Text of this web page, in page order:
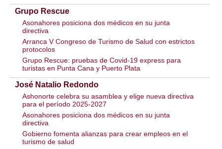
Grupo Rescue
Asonahores posiciona dos médicos en su junta
directiva
Arranca V Congreso de Turismo de Salud con estrictos
protocolos
Grupo Rescue: pruebas de Covid-19 express para
turistas en Punta Cana y Puerto Plata
José Natalio Redondo
Ashonorte celebra su asamblea y elige nueva directiva
para el período 2025-2027
Asonahores posiciona dos médicos en su junta
directiva
Gobierno fomenta alianzas para crear empleos en el
turismo de salud